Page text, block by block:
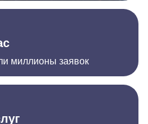
миллионы заявок